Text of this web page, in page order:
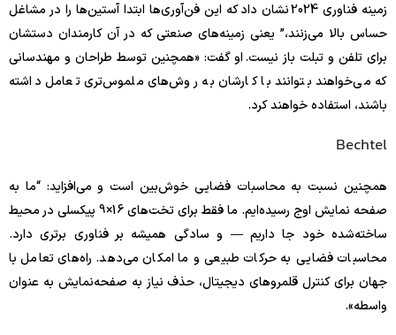
زمینه فناوری 2024 نشان داد که این فن‌آوری‌ها ابتدا آستین‌ها را در مشاغل
حساس بالا می‌زنند،” یعنی زمینه‌های صنعتی که در آن کارمندان دستشان
برای تلفن و تبلت باز نیست. او گفت: «همچنین توسط طراحان و مهندسانی
که می‌خواهند بتوانند با کارشان به روش‌های ملموس‌تری تعامل داشته
باشند، استفاده خواهند کرد.
Bechtel
همچنین نسبت به محاسبات فضایی خوش‌بین است و می‌افزاید: “ما به
صفحه نمایش اوج رسیده‌ایم. ما فقط برای تخت‌های 16×9 پیکسلی در محیط
ساخته‌شده خود جا داریم — و سادگی همیشه بر فناوری برتری دارد.
محاسبات فضایی به حرکات طبیعی و ما امکان می‌دهد. راه‌های تعامل با
جهان برای کنترل قلمروهای دیجیتال، حذف نیاز به صفحه‌نمایش به عنوان
واسطه».